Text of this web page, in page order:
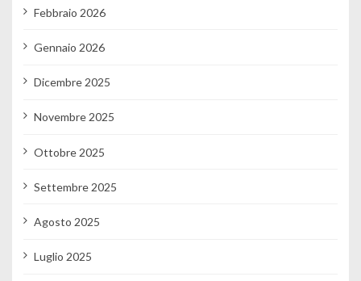
Febbraio 2026
Gennaio 2026
Dicembre 2025
Novembre 2025
Ottobre 2025
Settembre 2025
Agosto 2025
Luglio 2025